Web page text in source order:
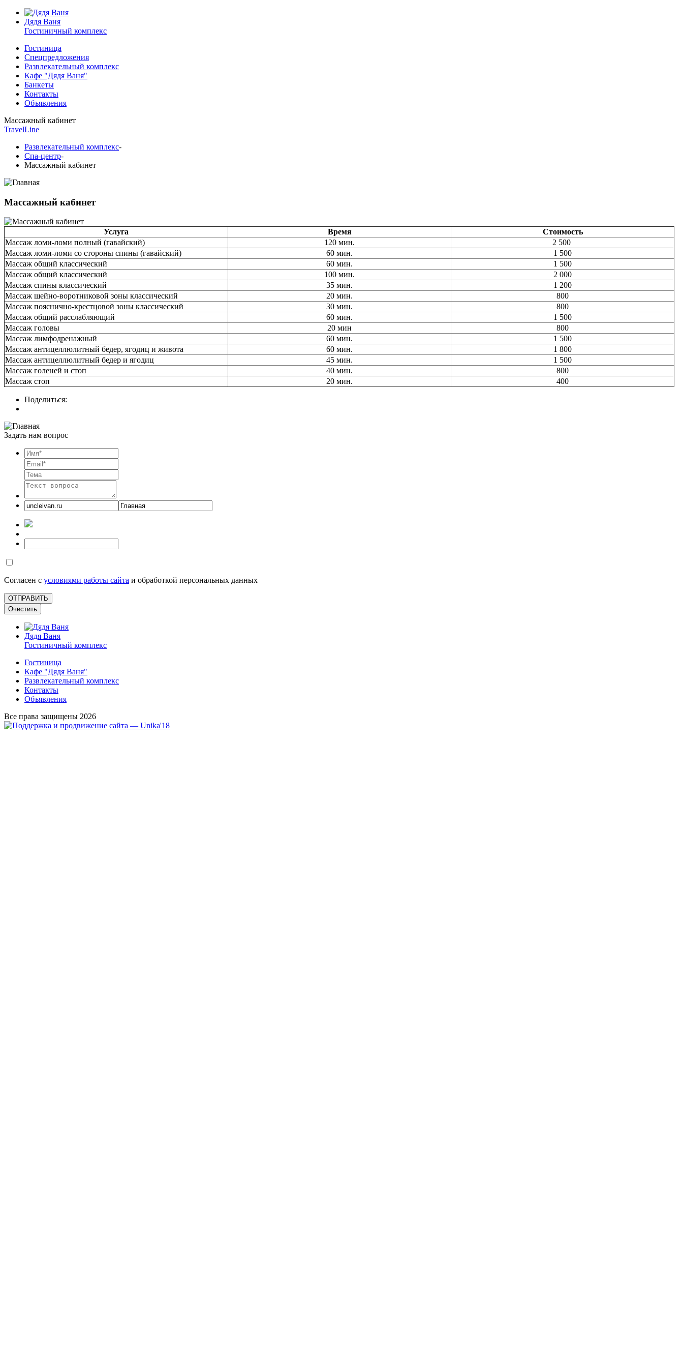
Дядя Ваня
Гостиничный комплекс
Гостиница
Спецпредложения
Развлекательный комплекс
Кафе "Дядя Ваня"
Банкеты
Контакты
Объявления
Массажный кабинет
TravelLine
Развлекательный комплекс-
Спа-центр-
Массажный кабинет
Массажный кабинет
Услуга Время
Стоимость
Массаж ломи-ломи полный (гавайский)
120 мин.
2 500
Массаж ломи-ломи со стороны спины (гавайский)
60 мин.
1 500
Массаж общий классический
60 мин.
1 500
Массаж общий классический
100 мин.
2 000
Массаж спины классический
35 мин.
1 200
Массаж шейно-воротниковой зоны классический
20 мин.
800
Массаж пояснично-крестцовой зоны классический
30 мин.
800
Массаж общий расслабляющий
60 мин.
1 500
Массаж головы
20 мин
800
Массаж лимфодренажный
60 мин.
1 500
Массаж антицеллюлитный бедер, ягодиц и живота
60 мин.
1 800
Массаж антицеллюлитный бедер и ягодиц
45 мин.
1 500
Массаж голеней и стоп
40 мин.
800
Массаж стоп
20 мин. 400
Поделиться:
Задать нам вопрос
Согласен с условиями работы сайта и обработкой персональных данных
Дядя Ваня
Гостиничный комплекс
Гостиница
Кафе "Дядя Ваня"
Развлекательный комплекс
Контакты
Объявления
Все права защищены 2026